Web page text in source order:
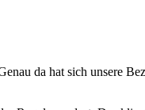
da hat sich unsere